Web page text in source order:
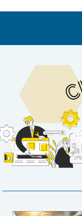
報
日本語／English